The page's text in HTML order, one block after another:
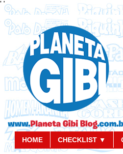
' '
HOME CHECKLIST ▼